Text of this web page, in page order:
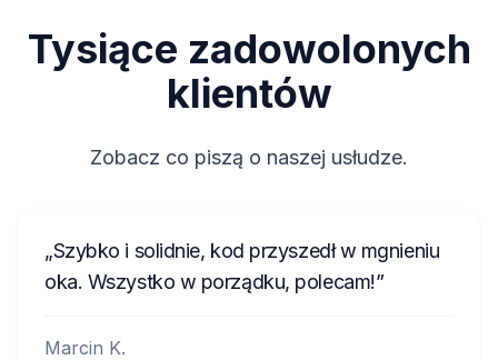
90145
TVPQN2966H0123
1023R123456
Tysiące zadowolonych
klientów
Zobacz co piszą o naszej usłudze.
Szybko i solidnie, kod przyszedł w mgnieniu
oka. Wszystko w porządku, polecam!
Marcin K.